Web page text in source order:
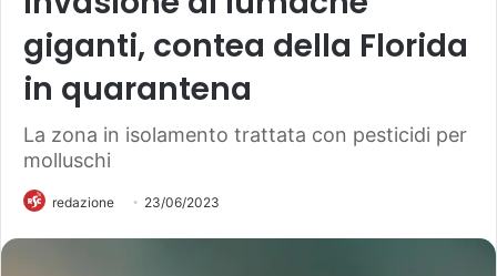
giganti, contea della Florida
in quarantena
La zona in isolamento trattata con pesticidi per
molluschi
redazione 23/06/2023